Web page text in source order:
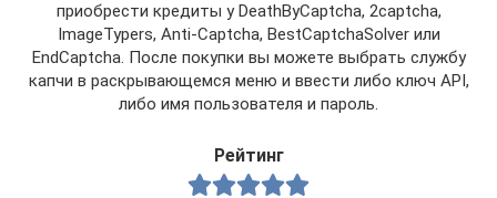
приобрести кредиты у DeathByCaptcha, 2captcha,
ImageTypers, Anti-Captcha, BestCaptchaSolver или
EndCaptcha. После покупки вы можете выбрать службу
капчи в раскрывающемся меню и ввести либо ключ API,
либо имя пользователя и пароль.
Рейтинг